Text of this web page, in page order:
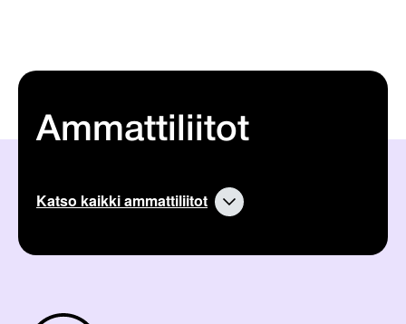
Ammattiliitot
Katso kaikki ammattiliitot